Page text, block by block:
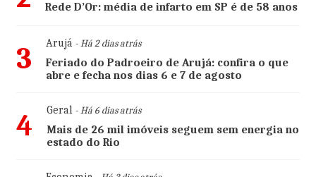
Rede D’Or: média de infarto em SP é de 58 anos
3 Arujá- Há 2 dias atrás
Feriado do Padroeiro de Arujá: confira o que
abre e fecha nos dias 6 e 7 de agosto
4 Geral- Há 6 dias atrás
Mais de 26 mil imóveis seguem sem energia no
estado do Rio